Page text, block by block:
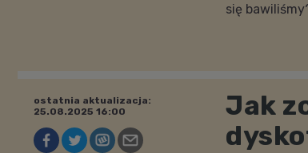
się
Jak
ostatnia aktualizacja:
25.08.2025 16:00